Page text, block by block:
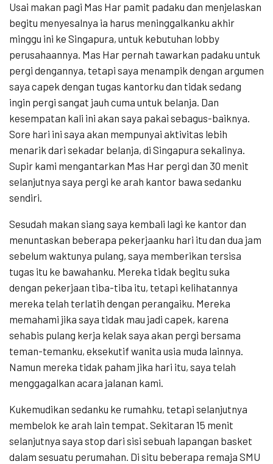
Usai makan pagi Mas Har pamit padaku dan menjelaskan
begitu menyesalnya ia harus meninggalkanku akhir
minggu ini ke Singapura, untuk kebutuhan lobby
perusahaannya. Mas Har pernah tawarkan padaku untuk
pergi dengannya, tetapi saya menampik dengan argumen
saya capek dengan tugas kantorku dan tidak sedang
ingin pergi sangat jauh cuma untuk belanja. Dan
kesempatan kali ini akan saya pakai sebagus-baiknya.
Sore hari ini saya akan mempunyai aktivitas lebih
menarik dari sekadar belanja, di Singapura sekalinya.
Supir kami mengantarkan Mas Har pergi dan 30 menit
selanjutnya saya pergi ke arah kantor bawa sedanku
sendiri.
Sesudah makan siang saya kembali lagi ke kantor dan
menuntaskan beberapa pekerjaanku hari itu dan dua jam
sebelum waktunya pulang, saya memberikan tersisa
tugas itu ke bawahanku. Mereka tidak begitu suka
dengan pekerjaan tiba-tiba itu, tetapi kelihatannya
mereka telah terlatih dengan perangaiku. Mereka
memahami jika saya tidak mau jadi capek, karena
sehabis pulang kerja kelak saya akan pergi bersama
teman-temanku, eksekutif wanita usia muda lainnya.
Namun mereka tidak paham jika hari itu, saya telah
menggagalkan acara jalanan kami.
Kukemudikan sedanku ke rumahku, tetapi selanjutnya
membelok ke arah lain tempat. Sekitaran 15 menit
selanjutnya saya stop dari sisi sebuah lapangan basket
dalam sesuatu perumahan. Di situ beberapa remaja SMU